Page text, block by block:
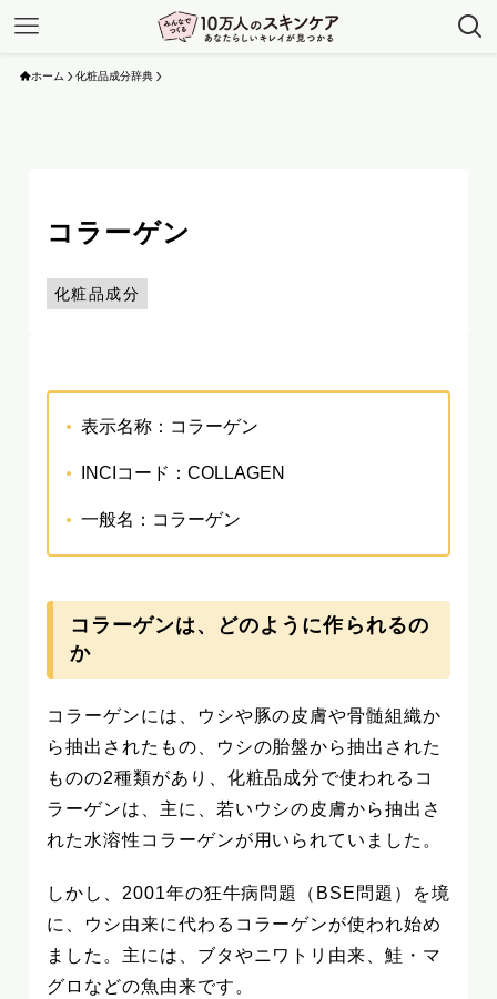
ホーム 化粧品成分辞典
コラーゲン
化粧品成分
表示名称：コラーゲン
INCIコード：COLLAGEN
一般名：コラーゲン
コラーゲンは、どのように作られるの
か
コラーゲンには、ウシや豚の皮膚や骨髄組織か
ら抽出されたもの、ウシの胎盤から抽出された
ものの2種類があり、化粧品成分で使われるコ
ラーゲンは、主に、若いウシの皮膚から抽出さ
れた水溶性コラーゲンが用いられていました。
しかし、2001年の狂牛病問題（BSE問題）を境
に、ウシ由来に代わるコラーゲンが使われ始め
ました。主には、ブタやニワトリ由来、鮭・マ
グロなどの魚由来です。